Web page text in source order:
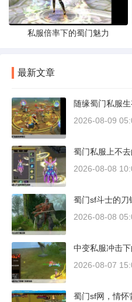
私服倍率下的蜀门魅力
最新文章
随缘蜀门私服
2026-08-09
蜀门私服上不
2026-08-08
蜀门sf斗士的刀
2026-08-08
中变私服冲击
2026-08-07
蜀门sf网，情怀